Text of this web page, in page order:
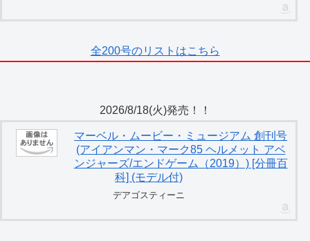
全200号のリストはこちら
2026/8/18(火)発売！！
マーベル・ムービー・ミュージアム 創刊号
(アイアンマン・マーク85 ヘルメット アベ
ンジャーズ/エンドゲーム（2019）) [分冊百
科] (モデル付)
デアゴスティーニ